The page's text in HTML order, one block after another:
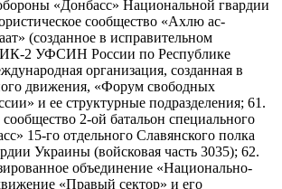
«Донбасс» Национальной гвардии
сообщество «Ахлю ас-
(созданное в исправительном
2 УФСИН России по Республике
организация, созданная в
движения, «Форум свободных
и ее структурные подразделения; 61.
2-ой батальон специального
15-го отдельного Славянского полка
Украины (войсковая часть 3035); 62.
объединение «Национально-
«Правый сектор» и его